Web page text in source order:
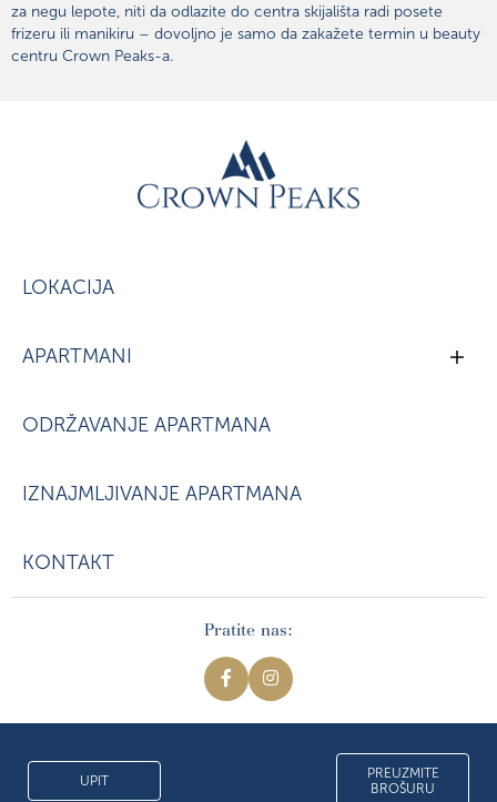
za negu lepote, niti da odlazite do centra skijališta radi posete
frizeru ili manikiru – dovoljno je samo da zakažete termin u beauty
centru Crown Peaks-a.
UPIT
PREUZMITE
BROŠURU
LOKACIJA
APARTMANI
ODRŽAVANJE APARTMANA
IZNAJMLJIVANJE APARTMANA
KONTAKT
Pratite nas: